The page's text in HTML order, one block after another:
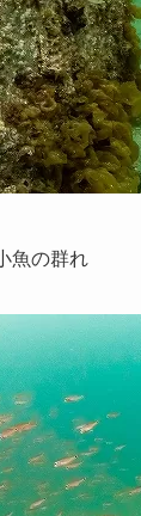
魚の群れ